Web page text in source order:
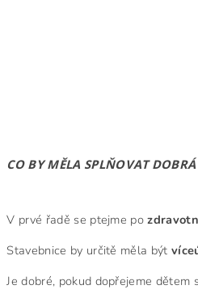
CO BY MĚLA SPLŇOVAT
V prvé řadě se ptejme po
Stavebnice by určitě měla být
Je dobré, pokud dopřejeme dětem